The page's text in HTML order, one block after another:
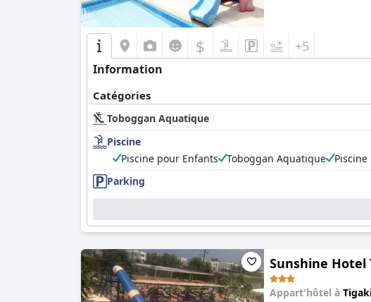
$ +5
Information
Catégories
Toboggan Aquatique
Piscine
Piscine pour Enfants
Toboggan Aquatique
Piscine
Parking
Sunshine Hotel
Appart'hôtel à